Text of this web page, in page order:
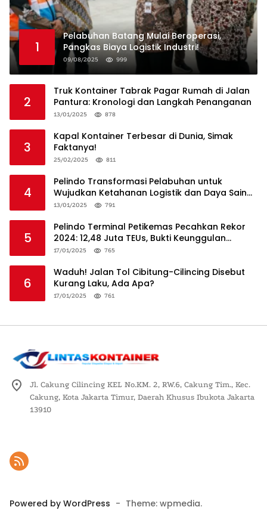
1
Pelabuhan Batang Mulai Beroperasi,
Pangkas Biaya Logistik Industri!
09/08/2025 999
2
Truk Kontainer Tabrak Pagar Rumah di Jalan
Pantura: Kronologi dan Langkah Penanganan
13/01/2025 878
3
Kapal Kontainer Terbesar di Dunia, Simak
Faktanya!
25/02/2025 811
4
Pelindo Transformasi Pelabuhan untuk
Wujudkan Ketahanan Logistik dan Daya Saing
Global
13/01/2025 791
5
Pelindo Terminal Petikemas Pecahkan Rekor
2024: 12,48 Juta TEUs, Bukti Keunggulan
Logistik Nasional
17/01/2025 765
6
Waduh! Jalan Tol Cibitung-Cilincing Disebut
Kurang Laku, Ada Apa?
17/01/2025 761
Jl. Cakung Cilincing KEL No.KM. 2, RW.6, Cakung Tim., Kec.
Cakung, Kota Jakarta Timur, Daerah Khusus Ibukota Jakarta
13910
Powered by WordPress - Theme: wpmedia.